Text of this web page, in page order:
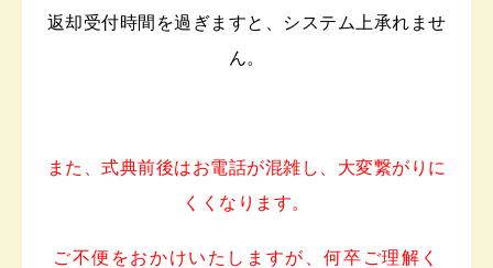
返却受付時間を過ぎますと、システム上承れませ
ん。
また、式典前後はお電話が混雑し、大変繋がりに
くくなります。
ご不便をおかけいたしますが、何卒ご理解く